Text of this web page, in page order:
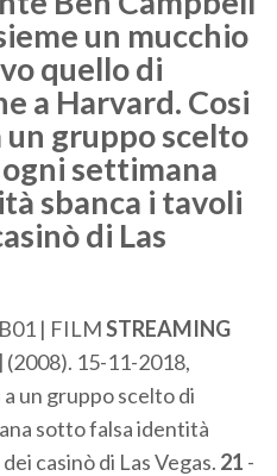
un mucchio
quello di
a Harvard. Cosi
gruppo scelto
settimana
sbanca i tavoli
di Las
| FILMSTREAMING
(2008). 15-11-2018,
un gruppo scelto di
sotto falsa identità
casinò di Las Vegas. 21 -